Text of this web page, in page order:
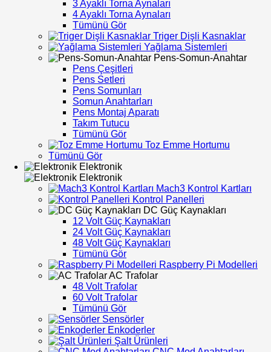
3 Ayaklı Torna Aynaları
4 Ayaklı Torna Aynaları
Tümünü Gör
Triger Dişli Kasnaklar
Yağlama Sistemleri
Pens-Somun-Anahtar
Pens Çeşitleri
Pens Setleri
Pens Somunları
Somun Anahtarları
Pens Montaj Aparatı
Takım Tutucu
Tümünü Gör
Toz Emme Hortumu
Tümünü Gör
Elektronik
Elektronik
Mach3 Kontrol Kartları
Kontrol Panelleri
DC Güç Kaynakları
12 Volt Güç Kaynakları
24 Volt Güç Kaynakları
48 Volt Güç Kaynakları
Tümünü Gör
Raspberry Pi Modelleri
AC Trafolar
48 Volt Trafolar
60 Volt Trafolar
Tümünü Gör
Sensörler
Enkoderler
Şalt Ürünleri